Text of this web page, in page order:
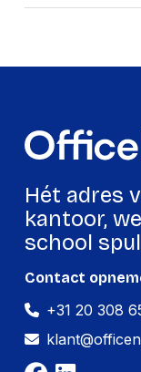
Gewicht
Verpakking
Per stuk
Hoeveelheid:
Breedte:
Hoogte:
Hét adres
kantoor,
school
Contact
+31 20 308